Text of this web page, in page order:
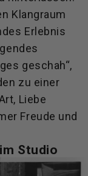
Klangraum
Erlebnis
geschah“,
zu einer
Liebe
Freude und
Studio